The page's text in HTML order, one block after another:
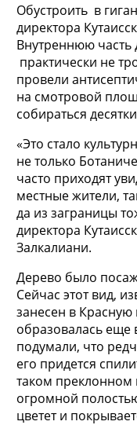
Обустроить в
директора
Внутреннюю часть
практически не
провели
на смотровой
собираться
«Это стало
не только
часто приходят
местные жители,
да из заграницы
директора
Залкалиани.
Дерево было
Сейчас этот вид,
занесен в Красную
образовалась
подумали, что
его придется
таком преклонном
огромной
цветет и